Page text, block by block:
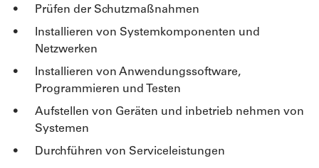
Prüfen der Schutzmaßnahmen
Installieren von Systemkomponenten und
Netzwerken
Installieren von Anwendungssoftware,
Programmieren und Testen
Aufstellen von Geräten und inbetrieb nehmen von
Systemen
Durchführen von Serviceleistungen